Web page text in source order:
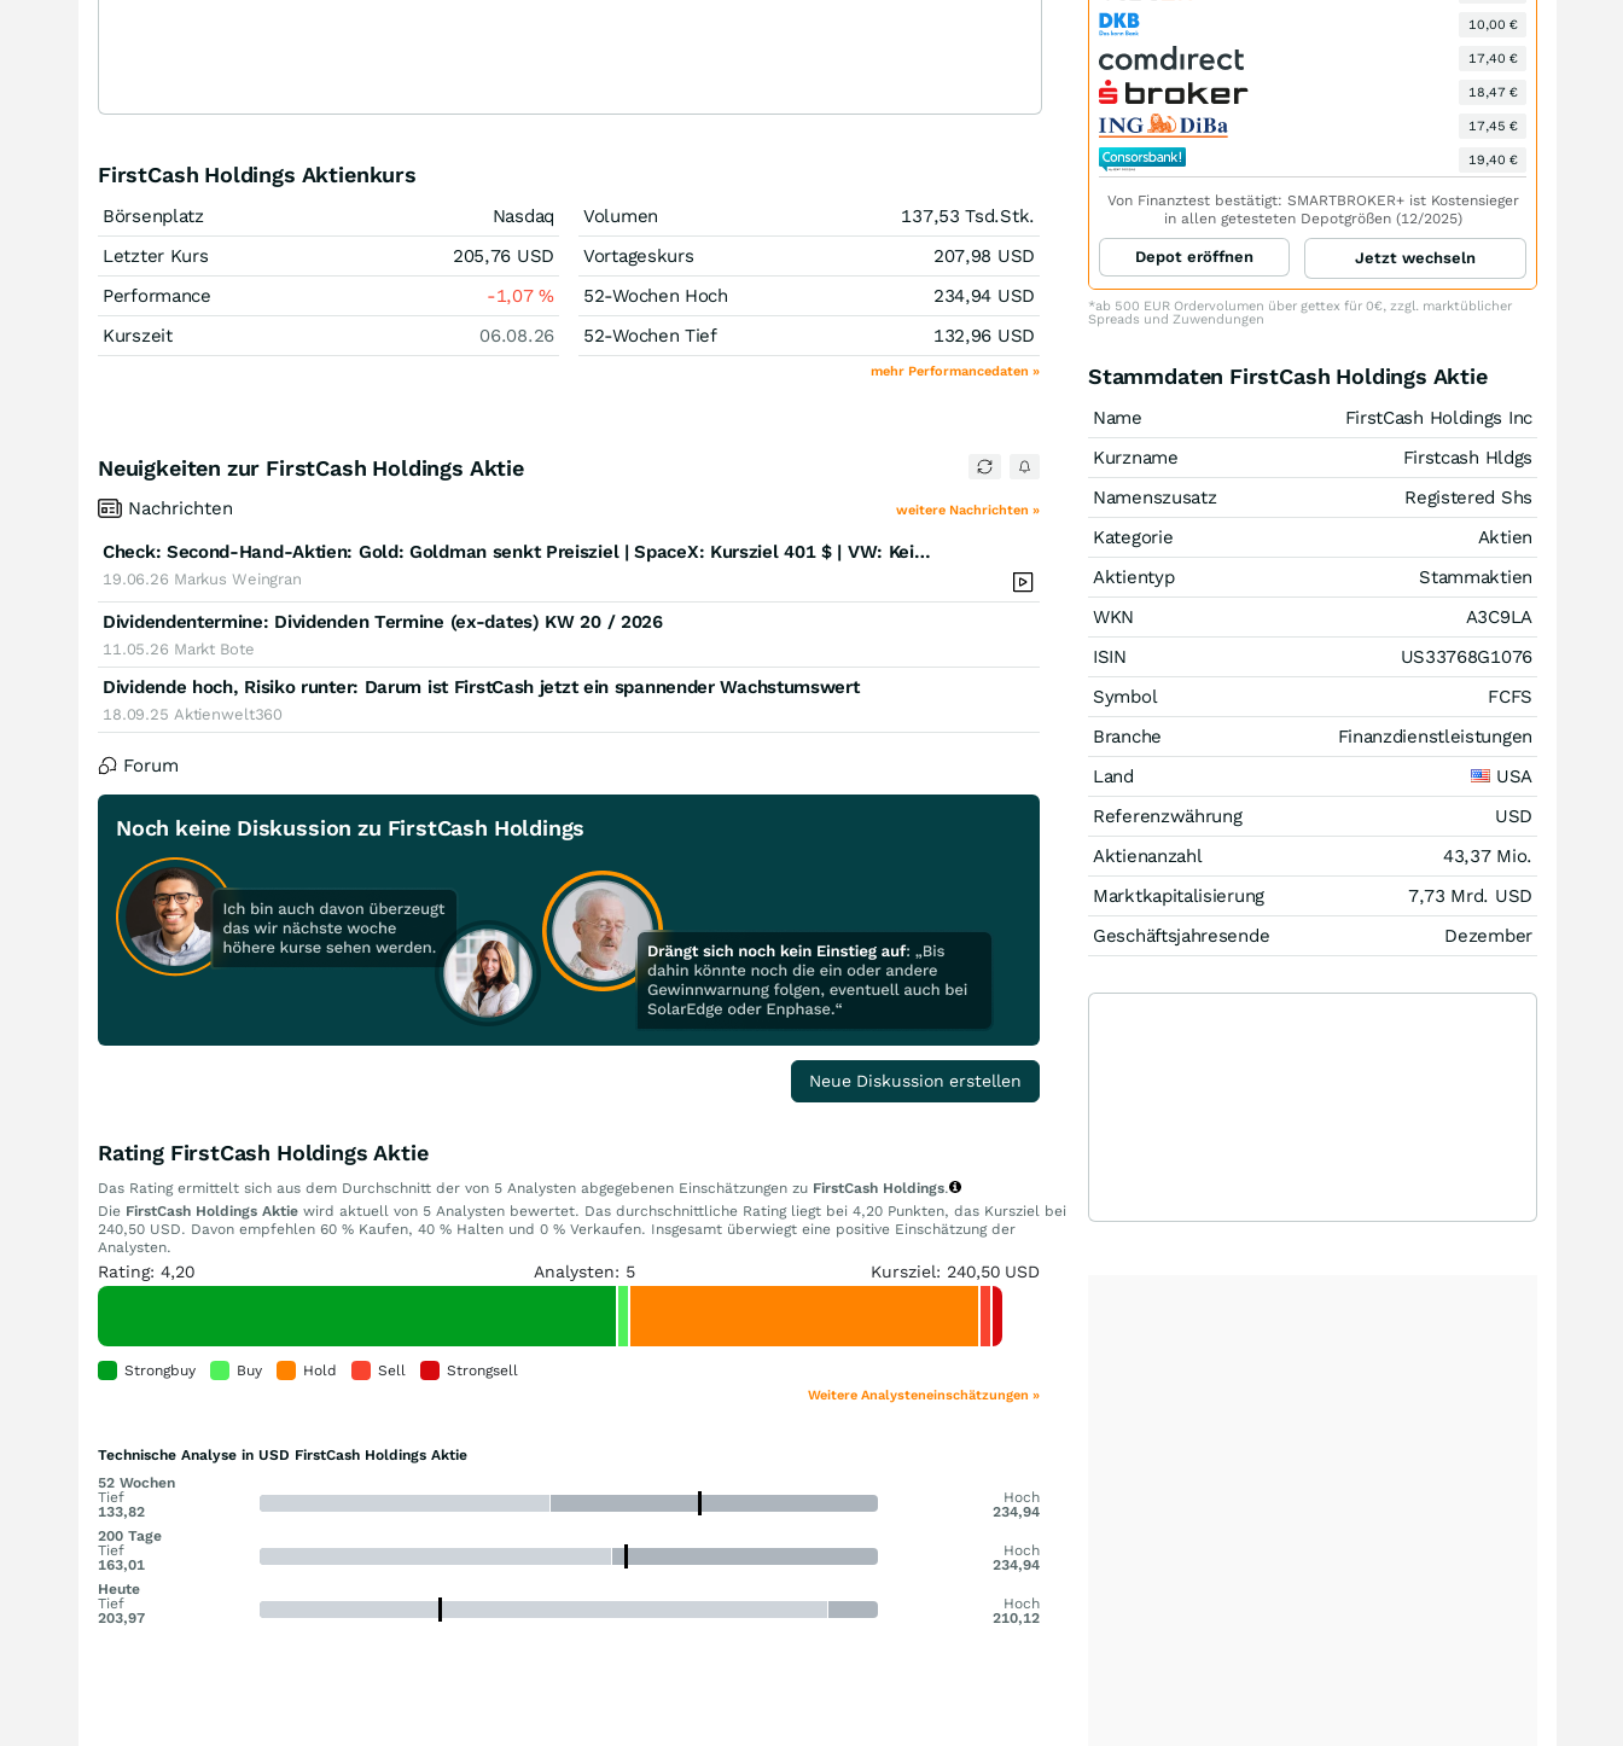
FirstCash Holdings Aktienkurs
Börsenplatz
Nasdaq
Letzter Kurs
205,76 USD
Performance
-1,07%
Kurszeit
06.08.26
Volumen 137,53 Tsd.Stk.
Vortageskurs
207,98 USD
52-Wochen Hoch
234,94 USD
52-Wochen Tief
132,96 USD
mehr Performancedaten »
Neuigkeiten zur FirstCash Holdings Aktie
Nachrichten weitere Nachrichten »
Check: Second-Hand-Aktien: Gold: Goldman senkt Preisziel | SpaceX: Kursziel 401 $ | VW: Keine Panik
19.06.26 Markus Weingran
Dividendentermine: Dividenden Termine (ex-dates) KW 20 / 2026
11.05.26 Markt Bote
Dividende hoch, Risiko runter: Darum ist FirstCash jetzt ein spannender Wachstumswert
18.09.25 Aktienwelt360
Forum
Noch keine Diskussion zu FirstCash Holdings
Neue Diskussion erstellen
Rating FirstCash Holdings Aktie
Das Rating ermittelt sich aus dem Durchschnitt der von 5 Analysten abgegebenen Einschätzungen zu FirstCash Holdings.
Die FirstCash Holdings Aktie wird aktuell von 5 Analysten bewertet. Das durchschnittliche Rating liegt bei 4,20 Punkten, das Kursziel bei
240,50 USD. Davon empfehlen 60 % Kaufen, 40 % Halten und 0 % Verkaufen. Insgesamt überwiegt eine positive Einschätzung der
Analysten.
Rating: 4,20 Analysten: 5 Kursziel: 240,50 USD
Strongbuy Buy Hold Sell Strongsell
Weitere Analysteneinschätzungen »
Technische Analyse in USD FirstCash Holdings Aktie
52 Wochen
Tief
133,82
Hoch
234,94
200 Tage
Tief
163,01
Hoch
234,94
Heute
Tief
203,97
Hoch
210,12
10,00 €
17,40 €
18,47 €
17,45 €
19,40 €
Von Finanztest bestätigt: SMARTBROKER+ ist Kostensieger
in allen getesteten Depotgrößen (12/2025)
Depot eröffnen Jetzt wechseln
*ab 500 EUR Ordervolumen über gettex für 0€, zzgl. marktüblicher
Spreads und Zuwendungen
Stammdaten FirstCash Holdings Aktie
Name
FirstCash Holdings Inc
Kurzname
Firstcash Hldgs
Namenszusatz
Registered Shs
Kategorie
Aktien
Aktientyp
Stammaktien
WKN
A3C9LA
ISIN
US33768G1076
Symbol
FCFS
Branche
Finanzdienstleistungen
Land
USA
Referenzwährung
USD
Aktienanzahl
43,37 Mio.
Marktkapitalisierung
7,73 Mrd. USD
Geschäftsjahresende
Dezember